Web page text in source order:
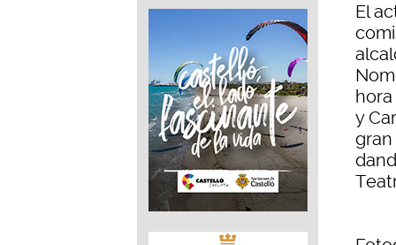
El
y